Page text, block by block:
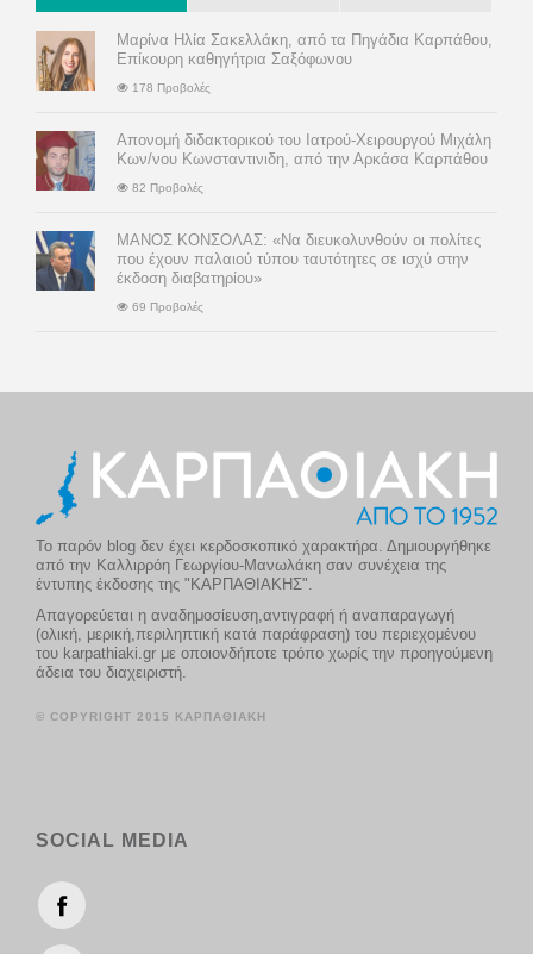
Μαρίνα Ηλία Σακελλάκη, από τα Πηγάδια Καρπάθου,
Επίκουρη καθηγήτρια Σαξόφωνου
178 Προβολές
Απονομή διδακτορικού του Ιατρού-Χειρουργού Μιχάλη
Κων/νου Κωνσταντινιδη, από την Αρκάσα Καρπάθου
82 Προβολές
ΜΑΝΟΣ ΚΟΝΣΟΛΑΣ: «Να διευκολυνθούν οι πολίτες
που έχουν παλαιού τύπου ταυτότητες σε ισχύ στην
έκδοση διαβατηρίου»
69 Προβολές
Το παρόν blog δεν έχει κερδοσκοπικό χαρακτήρα. Δημιουργήθηκε
από την Καλλιρρόη Γεωργίου-Μανωλάκη σαν συνέχεια της
έντυπης έκδοσης της "ΚΑΡΠΑΘΙΑΚΗΣ".
Απαγορεύεται η αναδημοσίευση,αντιγραφή ή αναπαραγωγή
(ολική, μερική,περιληπτική κατά παράφραση) του περιεχομένου
του karpathiaki.gr με οποιονδήποτε τρόπο χωρίς την προηγούμενη
άδεια του διαχειριστή.
© COPYRIGHT 2015 ΚΑΡΠΑΘΙΑΚΗ
SOCIAL MEDIA